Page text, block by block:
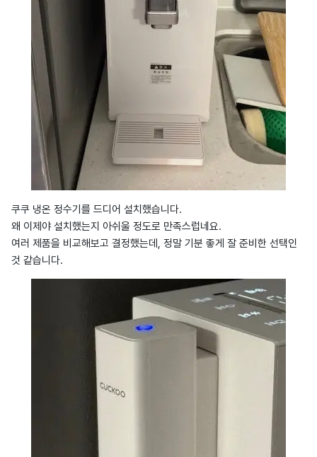
쿠쿠 냉온 정수기를 드디어 설치했습니다.
왜 이제야 설치했는지 아쉬울 정도로 만족스럽네요.
여러 제품을 비교해보고 결정했는데, 정말 기분 좋게 잘 준비한 선택인
것 같습니다.